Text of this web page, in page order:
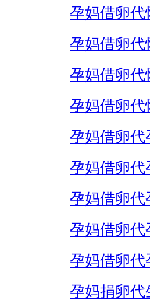
孕妈借卵代
孕妈借卵代
孕妈借卵代
孕妈借卵代
孕妈借卵代
孕妈借卵代
孕妈借卵代
孕妈借卵代
孕妈借卵代
孕妈捐卵代